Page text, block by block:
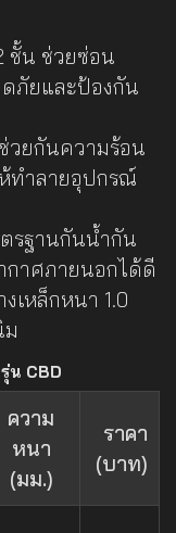
ชั้น ช่วยซ่อน
ภัยและป้องกัน
วยกันความร้อน
ทำลายอุปกรณ์
รฐานกันน้ำกัน
กาศภายนอกได้ดี
งเหล็กหนา 1.0
น CBD
ความ
หนา
(มม.)
ราคา
(บาท)